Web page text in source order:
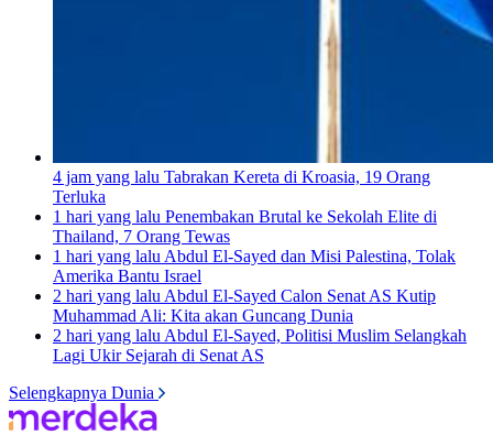
4 jam yang lalu Tabrakan Kereta di Kroasia, 19 Orang
Terluka
1 hari yang lalu Penembakan Brutal ke Sekolah Elite di
Thailand, 7 Orang Tewas
1 hari yang laluAbdul El-Sayed dan Misi Palestina, Tolak
Amerika Bantu Israel
2 hari yang laluAbdul El-Sayed Calon Senat AS Kutip
Muhammad Ali: Kita akan Guncang Dunia
2 hari yang laluAbdul El-Sayed, Politisi Muslim Selangkah
Lagi Ukir Sejarah di Senat AS
Selengkapnya Dunia